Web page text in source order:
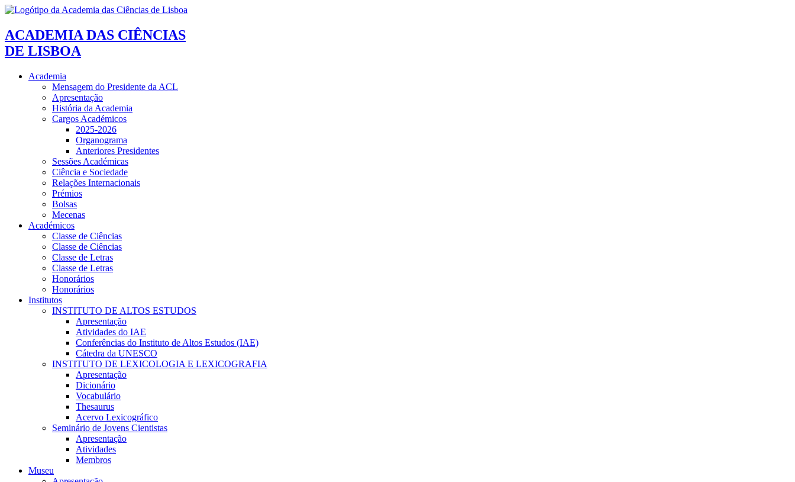
ACADEMIA DAS CIÊNCIAS
DE LISBOA
Academia
Mensagem do Presidente da ACL
Apresentação
História da Academia
Cargos Académicos
2025-2026
Organograma
Anteriores Presidentes
Sessões Académicas
Ciência e Sociedade
Relações Internacionais
Prémios
Bolsas
Mecenas
Académicos
Classe de Ciências
Classe de Ciências
Classe de Letras
Classe de Letras
Honorários
Honorários
Institutos
INSTITUTO DE ALTOS ESTUDOS
Apresentação
Atividades do IAE
Conferências do Instituto de Altos Estudos (IAE)
Cátedra da UNESCO
INSTITUTO DE LEXICOLOGIA E LEXICOGRAFIA
Apresentação
Dicionário
Vocabulário
Thesaurus
Acervo Lexicográfico
Seminário de Jovens Cientistas
Apresentação
Atividades
Membros
Museu